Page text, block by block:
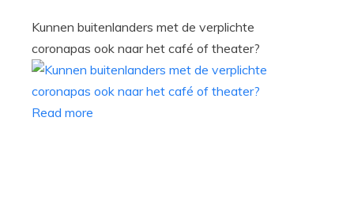
Kunnen buitenlanders met de verplichte
coronapas ook naar het café of theater?
Read more